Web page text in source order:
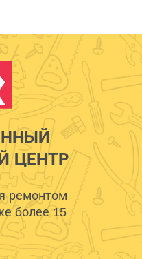
ЦЕНТР
ремонтом
более 15